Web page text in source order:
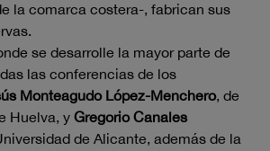
la comarca costera-, fabrican sus
se desarrolle la mayor parte de
las conferencias de los
Monteagudo López-Menchero, de
Huelva, y Gregorio Canales
de Alicante, además de la